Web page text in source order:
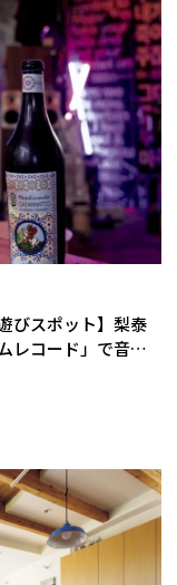
びスポット】梨泰
レコード」で音楽